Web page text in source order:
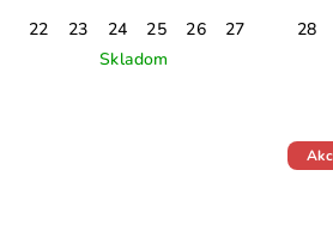
22
23 24 25 26
27
Skladom
28